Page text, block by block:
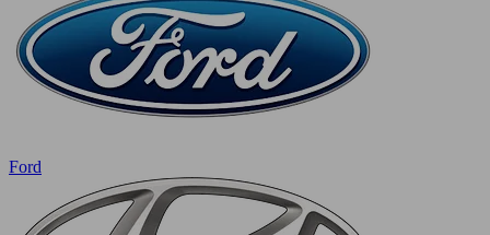
Ford